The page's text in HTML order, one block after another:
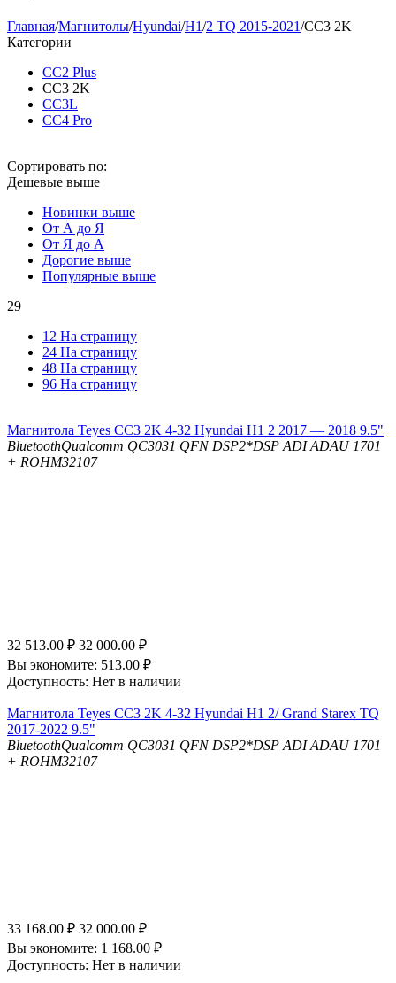
Главная/Магнитолы/Hyundai/H1/2 TQ 2015-2021/CC3 2K
Категории
CC2 Plus
CC3 2K
CC3L
CC4 Pro
Сортировать по:
Дешевые выше
Новинки выше
От А до Я
От Я до А
Дорогие выше
Популярные выше
29
12 На страницу
24 На страницу
48 На страницу
96 На страницу
Магнитола Teyes CC3 2K 4-32 Hyundai H1 2 2017 — 2018 9.5"
BluetoothQualcomm QC3031 QFN DSP2*DSP ADI ADAU 1701
+ ROHM32107
32 513.00 ₽ 32 000.00 ₽
Вы экономите: 513.00 ₽
Доступность: Нет в наличии
Магнитола Teyes CC3 2K 4-32 Hyundai H1 2/ Grand Starex TQ
2017-2022 9.5"
BluetoothQualcomm QC3031 QFN DSP2*DSP ADI ADAU 1701
+ ROHM32107
33 168.00 ₽ 32 000.00 ₽
Вы экономите: 1 168.00 ₽
Доступность: Нет в наличии